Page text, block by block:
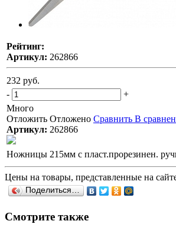
Рейтинг:
Артикул: 262866
232 руб.
-
+
Много
Отложить Отложено Сравнить В
Артикул: 262866
Ножницы 215мм с пласт.прорезинен.
Цены на товары, представленные на
Поделиться…
Смотрите также